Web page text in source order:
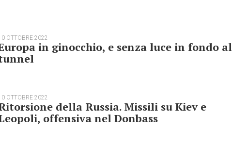
OTTOBRE 2022
in ginocchio, e senza luce in fondo al
OTTOBRE 2022
della Russia. Missili su Kiev e
offensiva nel Donbass